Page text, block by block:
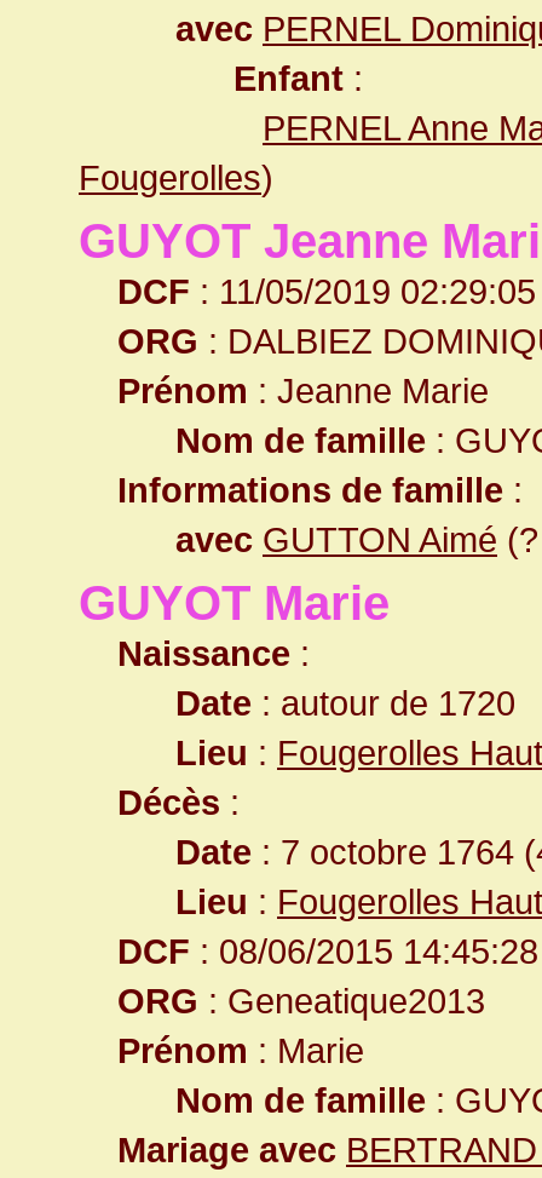
avec PERNEL
Enfant :
PERNEL Anne
Fougerolles)
GUYOT Jeanne
DCF : 11/05/2019 02:29:05
ORG : DALBIEZ
Prénom : Jeanne Marie
Nom de famille :
Informations de famille :
avec GUTTON Aimé
GUYOT Marie
Naissance :
Date : autour de 1720
Lieu : Fougerolles
Décès :
Date : 7 octobre 1764
Lieu : Fougerolles
DCF : 08/06/2015 14:45:28
ORG : Geneatique2013
Prénom : Marie
Nom de famille :
Mariage avec